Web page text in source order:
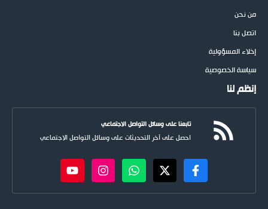
من نحن
اتصل بنا
إخلاء المسؤولية
سياسة الخصوصية
إنظم لنا
تابعنا على وسائل التواصل الاجتماعي
احصل على آخر التحديثات على وسائل التواصل الاجتماعي